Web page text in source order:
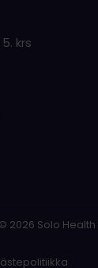
krs
2026 Solo Health